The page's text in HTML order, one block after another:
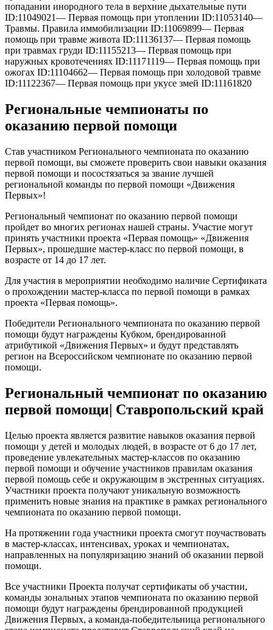
попадании инородного тела в верхние дыхательные пути
ID:11049021— Первая помощь при утоплении ID:11053140—
Травмы. Правила иммобилизации ID:11069899— Первая
помощь при травме живота ID:11136137— Первая помощь
при травмах груди ID:11155213— Первая помощь при
наружных кровотечениях ID:11171119— Первая помощь при
ожогах ID:11104662— Первая помощь при холодовой травме
ID:11122367— Первая помощь при укусе змей ID:11161820
Региональные чемпионаты по
оказанию первой помощи
Став участником Регионального чемпионата по оказанию
первой помощи, вы сможете проверить свои навыки оказания
первой помощи и посостязаться за звание лучшей
региональной команды по первой помощи «Движения
Первых»!
Региональный чемпионат по оказанию первой помощи
пройдет во многих регионах нашей страны. Участие могут
принять участники проекта «Первая помощь» «Движения
Первых», прошедшие мастер-класс по первой помощи, в
возрасте от 14 до 17 лет.
Для участия в мероприятии необходимо наличие Сертификата
о прохождении мастер-класса по первой помощи в рамках
проекта «Первая помощь».
Победители Регионального чемпионата по оказанию первой
помощи будут награждены Кубком, брендированной
атрибутикой «Движения Первых» и будут представлять
регион на Всероссийском чемпионате по оказанию первой
помощи.
Региональный чемпионат по оказанию
первой помощи| Ставропольский край
Целью проекта является развитие навыков оказания первой
помощи у детей и молодых людей, в возрасте от 6 до 17 лет,
проведение увлекательных мастер-классов по оказанию
первой помощи и обучение участников правилам оказания
первой помощь себе и окружающим в экстренных ситуациях.
Участники проекта получают уникальную возможность
применить новые знания на практике в рамках регионального
чемпионата по оказанию первой помощи.
На протяжении года участники проекта смогут поучаствовать
в мастер-классах, интенсивах, уроках и чемпионатах,
направленных на популяризацию знаний об оказании первой
помощи.
Все участники Проекта получат сертификаты об участии,
команды зональных этапов чемпионата по оказанию первой
помощи будут награждены брендированной продукцией
Движения Первых, а команда-победительница регионального